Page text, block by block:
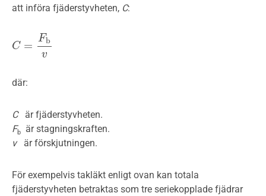
att införa fjäderstyvheten, C:
C =
Fb
v
C= Fb v
där:
C är fjäderstyvheten.
Fb
är stagningskraften.
v är förskjutningen.
För exempelvis takläkt enligt ovan kan totala
fjäderstyvheten betraktas som tre seriekopplade fjädrar